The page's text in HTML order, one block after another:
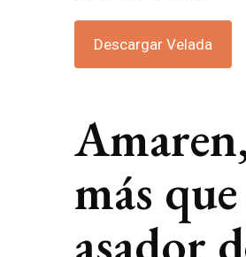
Descargar Velada
más